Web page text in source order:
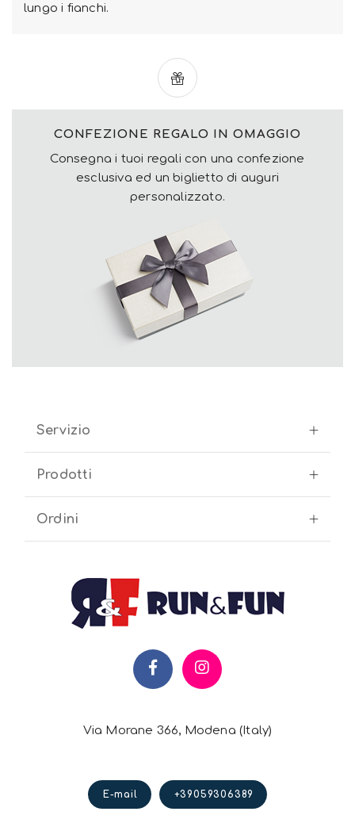
lungo i fianchi.
CONFEZIONE REGALO IN OMAGGIO
Consegna i tuoi regali con una confezione
esclusiva ed un biglietto di auguri
personalizzato.
Servizio
Prodotti
Ordini
Via Morane 366, Modena (Italy)
E-mail +39059306389